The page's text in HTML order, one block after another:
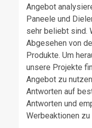
Angebot
Paneele und
sehr beliebt sind.
Abgesehen von
Produkte. Um
unsere Projekte
Angebot zu
Antworten auf
Antworten und
Werbeaktionen